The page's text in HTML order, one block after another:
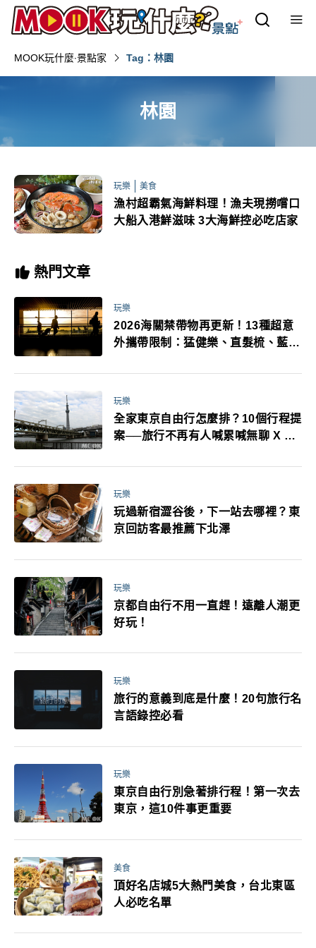
MOOK玩什麼‧景點家 Tag：林園
林園
玩樂 美食
漁村超霸氣海鮮料理！漁夫現撈嚐口
大船入港鮮滋味 3大海鮮控必吃店家
熱門文章
玩樂
2026海關禁帶物再更新！13種超意
外攜帶限制：猛健樂、直髮梳、藍牙
萬！注意事項一次看！
玩樂
全家東京自由行怎麼排？10個行程提
案──旅行不再有人喊累喊無聊 X 爸
玩樂
玩過新宿澀谷後，下一站去哪裡？東
京回訪客最推薦下北澤
玩樂
京都自由行不用一直趕！遠離人潮更
好玩！
玩樂
旅行的意義到底是什麼！20句旅行名
言語錄控必看
玩樂
東京自由行別急著排行程！第一次去
東京，這10件事更重要
美食
頂好名店城5大熱門美食，台北東區
人必吃名單